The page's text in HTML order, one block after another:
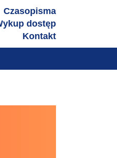
Czasopisma
dostęp
Kontakt